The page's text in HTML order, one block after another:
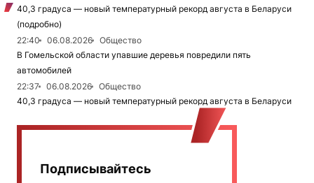
40,3 градуса — новый температурный рекорд августа в Беларуси
(подробно)
22:40
06.08.2026
Общество
В Гомельской области упавшие деревья повредили пять
автомобилей
22:37
06.08.2026
Общество
40,3 градуса — новый температурный рекорд августа в Беларуси
Подписывайтесь